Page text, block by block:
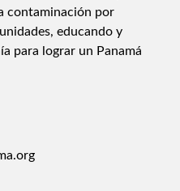
contaminación por
educando y
para lograr un Panamá